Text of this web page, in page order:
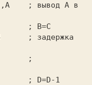
; вывод A в
; B=C
; задержка
;
; D=D-1